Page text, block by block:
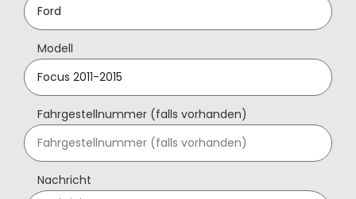
Modell
Fahrgestellnummer (falls vorhanden)
Nachricht